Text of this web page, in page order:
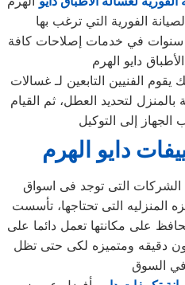
كما إننا نمتلك خبرة أكثر من 10 سنوات في خدمات إصلاحات كافة
الفنيين التابعين لـ غسالات
بالمنزل لتحديد العطل، ثم القيام
إلى التوكيل
دايو الهرم
الشركات التى توجد فى اسواق
المنزليه التى تحتاجها، تأسست
منذ عام 1912 وكى تحافظ على مكانتها تعمل دائما على
دقيقه ومتميزه لكى حتى تظل